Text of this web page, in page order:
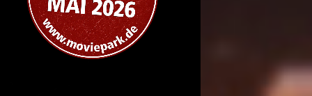
met Paramount Pictures
studio-ervaring, waarin je
filmsets tot een
letterlijk midden in de actie en